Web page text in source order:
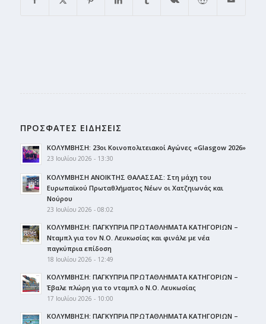
ΠΡΟΣΦΑΤΕΣ ΕΙΔΗΣΕΙΣ
ΚΟΛΥΜΒΗΣΗ: 23οι Κοινοπολιτειακοί Αγώνες «Glasgow 2026»
23 Ιουλίου 2026 - 13:30
ΚΟΛΥΜΒΗΣΗ ΑΝΟΙΚΤΗΣ ΘΑΛΑΣΣΑΣ: Στη μάχη του
Ευρωπαϊκού Πρωταθλήματος Νέων οι Χατζηιωνάς και
Νούρου
23 Ιουλίου 2026 - 08:02
ΚΟΛΥΜΒΗΣΗ: ΠΑΓΚΥΠΡΙΑ ΠΡΩΤΑΘΛΗΜΑΤΑ ΚΑΤΗΓΟΡΙΩΝ –
Νταμπλ για τον Ν.Ο. Λευκωσίας και φινάλε με νέα
παγκύπρια επίδοση
18 Ιουλίου 2026 - 12:49
ΚΟΛΥΜΒΗΣΗ: ΠΑΓΚΥΠΡΙΑ ΠΡΩΤΑΘΛΗΜΑΤΑ ΚΑΤΗΓΟΡΙΩΝ –
Έβαλε πλώρη για το νταμπλ ο Ν.Ο. Λευκωσίας
17 Ιουλίου 2026 - 10:00
ΚΟΛΥΜΒΗΣΗ: ΠΑΓΚΥΠΡΙΑ ΠΡΩΤΑΘΛΗΜΑΤΑ ΚΑΤΗΓΟΡΙΩΝ –